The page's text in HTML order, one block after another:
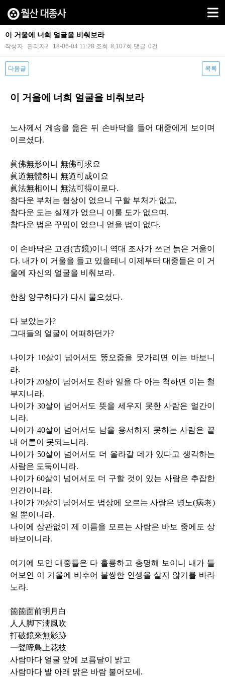
이 거울에 너희 얼굴을 비춰보라
작성자 관리자2 18-06-04 11:28 조회 8,107회 댓글 0건
다음글 목록
이 거울에 너희 얼굴을 비춰보라
노사께서 게송을 읊은 뒤 손바닥을 들어 대중에게 보이며
이르셨다.
眞佛無形이니 無佛可求요
眞道無體하니 無道可成이요
眞法無相이니 無法可得이로다.
참다운 부처는 형상이 없으니 구할 부처가 없고,
참다운 도는 실체가 없으니 이룰 도가 없으며 .
참다운 법은 꾸밈이 없으니 얻을 법이 없다.
이 손바닥은 고경(古鏡)이니 역대 조사가 쓰던 늙은 거울이
다. 내가 이 거울을 들고 있을테니 이제부터 대중들은 이 거
울에 자신의 얼굴을 비춰보라.
한참 양구하다가 다시 물으셨다.
다 보았는가?
그대들의 얼굴이 어떠하던가?
나이가 10살이 넘어서도 똥오줌을 못가리면 이는 바보니
라.
나이가 20살이 넘어서도 천하 일을 다 아는 척하면 이는 철
부지니라.
나이가 30살이 넘어서도 뜻을 세우지 못한 사람은 얼간이
니라.
나이가 40살이 넘어서도 남을 용서하지 못하는 사람은 끝
내 어른이 못되느니라.
나이가 50살이 넘어서도 더 올라갈 데가 있다고 생각하는
사람은 도둑이니라.
나이가 60살이 넘어서도 더 구할 것이 있는 사람은 추잡한
인간이니라.
나이가 70살이 넘어서도 법상에 오르는 사람은 병노(病老)
일 뿐이니라.
나이에 상관없이 제 이름을 모르는 사람은 바보 중에도 상
바보이니라.
여기에 모인 대중들은 다 훌륭하고 총명해 보이니 내가 들
어보인 이 거울에 비추어 불쌍한 인생을 살지 않기를 바라
노라.
箇箇面前明月白
人人脚下淸風吹
打破鏡來無影跡
一聲啼鳥上花枝
사람마다 얼굴 앞에 보름달이 밝고
사람마다 발 아래 맑은 바람 불어오네 .